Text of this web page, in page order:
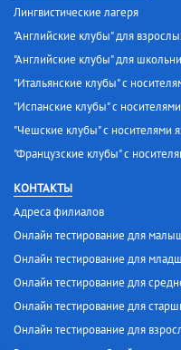
Лингвистические лагеря
"Английские клубы" для
"Английские клубы" для
"Итальянские клубы" с
"Испанские клубы" с
"Чешские клубы" с носителями
"Французские клубы" с
КОНТАКТЫ
Адреса филиалов
Онлайн тестирование для
Онлайн тестирование для
Онлайн тестирование для
Онлайн тестирование для
Онлайн тестирование для